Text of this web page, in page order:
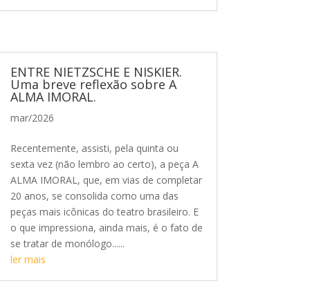
ENTRE NIETZSCHE E NISKIER.
Uma breve reflexão sobre A
ALMA IMORAL.
mar/2026
Recentemente, assisti, pela quinta ou
sexta vez (não lembro ao certo), a peça A
ALMA IMORAL, que, em vias de completar
20 anos, se consolida como uma das
peças mais icônicas do teatro brasileiro. E
o que impressiona, ainda mais, é o fato de
se tratar de monólogo......
ler mais